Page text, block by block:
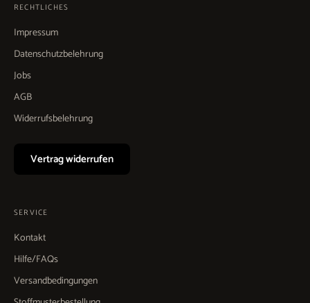
RECHTLICHES
Impressum
Datenschutzbelehrung
Jobs
AGB
Widerrufsbelehrung
Vertrag widerrufen
SERVICE
Kontakt
Hilfe/FAQs
Versandbedingungen